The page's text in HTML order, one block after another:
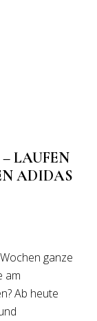
LAUFEN
ADIDAS
ganze
am
Ab heute